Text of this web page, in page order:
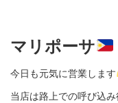
マリポーサ
今日も元気に営業します
当店は路上での呼び込み